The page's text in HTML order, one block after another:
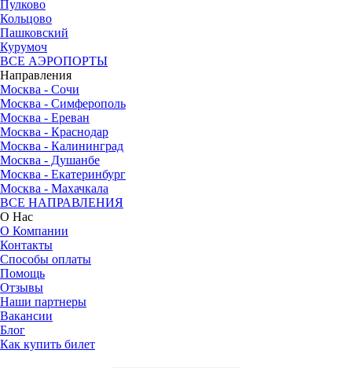
Пулково
Кольцово
Пашковский
Курумоч
ВСЕ АЭРОПОРТЫ
Направления
Москва - Сочи
Москва - Симферополь
Москва - Ереван
Москва - Краснодар
Москва - Калининград
Москва - Душанбе
Москва - Екатеринбург
Москва - Махачкала
ВСЕ НАПРАВЛЕНИЯ
О Нас
О Компании
Контакты
Способы оплаты
Помощь
Отзывы
Наши партнеры
Вакансии
Блог
Как купить билет